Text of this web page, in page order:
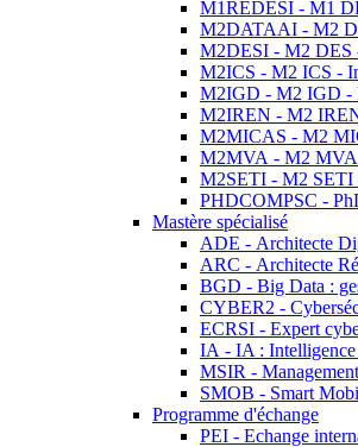
M1REDESI - M1
M2DATAAI - M2
M2DESI - M2 DES
M2ICS - M2 ICS -
M2IGD - M2 IGD -
M2IREN - M2 IREN
M2MICAS - M2
M2MVA - M2 MVA
M2SETI - M2 SETI
PHDCOMPSC -
Mastère spécialisé
ADE - Architecte
ARC - Architecte
BGD - Big Data :
CYBER2 -
ECRSI - Expert
IA - IA :
MSIR -
SMOB - Smart
Programme d'échange
PEI - Echange